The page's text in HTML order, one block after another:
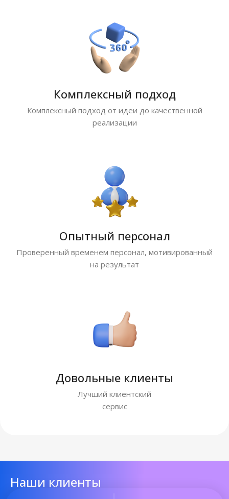
Комплексный подход
Комплексный подход от идеи до качественной
реализации
Опытный персонал
Проверенный временем персонал, мотивированный
на результат
Довольные клиенты
Лучший клиентский
сервис
Наши клиенты